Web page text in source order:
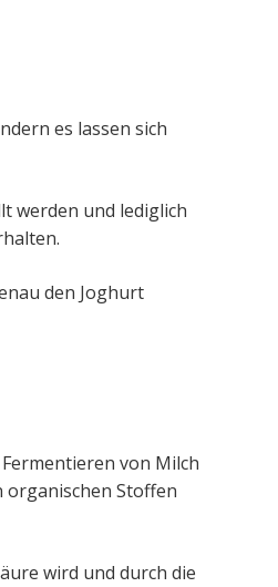
es lassen sich
werden und lediglich
den Joghurt
von Milch
organischen Stoffen
wird und durch die